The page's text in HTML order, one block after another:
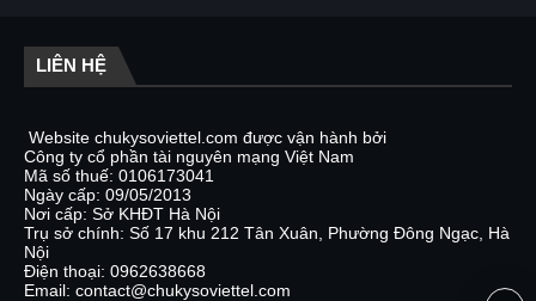
LIÊN HỆ
Website chukysoviettel.com được vận hành bởi
Công ty cổ phần tài nguyên mạng Việt Nam
Mã số thuế: 0106173041
Ngày cấp: 09/05/2013
Nơi cấp: Sở KHĐT Hà Nội
Trụ sở chính: Số 17 khu 212 Tân Xuân, Phường Đông Ngạc, Hà
Nội
Điện thoại: 0962638668
Email: contact@chukysoviettel.com